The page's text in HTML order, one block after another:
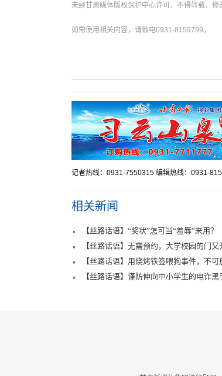
未经甘肃媒体版权保护中心许可，不得转载、修
如需使用相关内容，请致电0931-8159799。
记者热线：0931-7550315 编辑热线：0931-
相关新闻
【丝路话语】“奖状”怎可当“羞辱”来用？
【丝路话语】无需预约，大学校园的门
【丝路话语】用烧烤铁签喂狗事件，不可
【丝路话语】谨防伸向中小学生的电诈黑